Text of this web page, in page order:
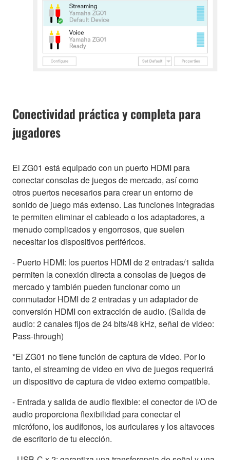
Conectividad práctica y completa para
jugadores
El ZG01 está equipado con un puerto HDMI para
conectar consolas de juegos de mercado, así como
otros puertos necesarios para crear un entorno de
sonido de juego más extenso. Las funciones integradas
te permiten eliminar el cableado o los adaptadores, a
menudo complicados y engorrosos, que suelen
necesitar los dispositivos periféricos.
- Puerto HDMI: los puertos HDMI de 2 entradas/1 salida
permiten la conexión directa a consolas de juegos de
mercado y también pueden funcionar como un
conmutador HDMI de 2 entradas y un adaptador de
conversión HDMI con extracción de audio. (Salida de
audio: 2 canales fijos de 24 bits/48 kHz, señal de video:
Pass-through)
*El ZG01 no tiene función de captura de video. Por lo
tanto, el streaming de video en vivo de juegos requerirá
un dispositivo de captura de video externo compatible.
- Entrada y salida de audio flexible: el conector de I/O de
audio proporciona flexibilidad para conectar el
micrófono, los audífonos, los auriculares y los altavoces
de escritorio de tu elección.